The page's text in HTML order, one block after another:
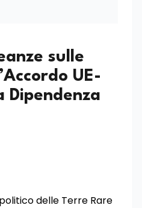
sulle
UE-
Dipendenza
delle Terre Rare